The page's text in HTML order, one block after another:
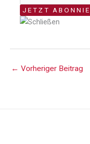
← Vorheriger Beitrag